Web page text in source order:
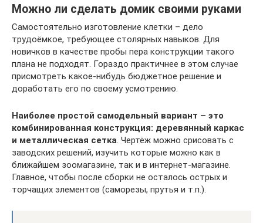
Можно ли сделать домик своими руками
Самостоятельно изготовление клетки – дело
трудоёмкое, требующее столярных навыков. Для
новичков в качестве пробы пера конструкции такого
плана не подходят. Гораздо практичнее в этом случае
присмотреть какое-нибудь бюджетное решение и
доработать его по своему усмотрению.
Наиболее простой самодельный вариант – это
комбинированная конструкция: деревянный каркас
и металлическая сетка. Чертёж можно срисовать с
заводских решений, изучить которые можно как в
ближайшем зоомагазине, так и в интернет-магазине.
Главное, чтобы после сборки не осталось острых и
торчащих элементов (саморезы, прутья и т.п.).